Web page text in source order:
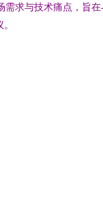
求与技术痛点，旨